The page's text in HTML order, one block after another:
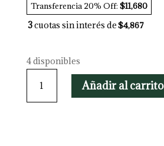
Transferencia 20% Off: $11,680
3cuotas sin interés de$4,867
4 disponibles
PeperomioidesAñadir al carrito